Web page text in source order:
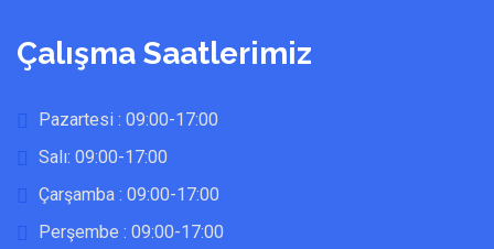
Çalışma Saatlerimiz
Pazartesi : 09:00-17:00
Salı: 09:00-17:00
Çarşamba : 09:00-17:00
Perşembe : 09:00-17:00